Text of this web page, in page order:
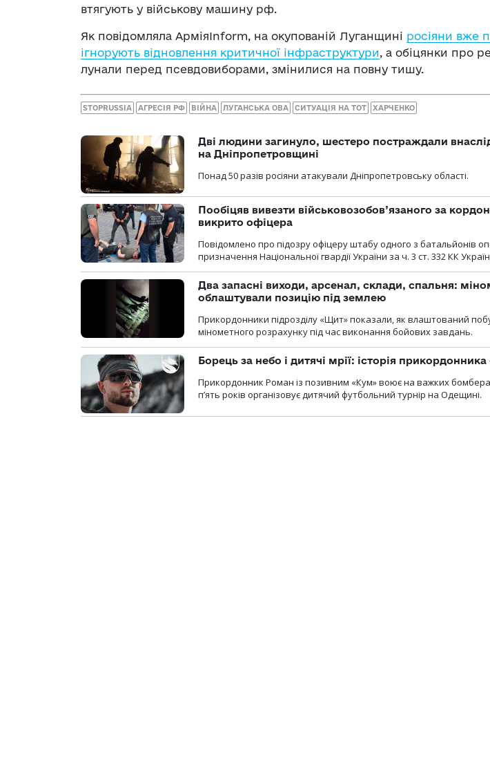
втягують у військову машину рф.
Як повідомляла АрміяInform, на окупованій Луганщині росіяни вже
ігнорують відновлення критичної інфраструктури, а обіцянки про
лунали перед псевдовиборами, змінилися на повну тишу.
STOPRUSSIA АГРЕСІЯ РФ ВІЙНА ЛУГАНСЬКА ОВА СИТУАЦІЯ НА ТОТ ХАРЧЕНКО
Дві людини загинуло, шестеро постраждали
на Дніпропетровщині
Понад 50 разів росіяни атакували Дніпропетровську області.
Пообіцяв вивезти військовозобов’язаного за
викрито офіцера
Повідомлено про підозру офіцеру штабу одного з батальйонів
призначення Національної гвардії України за ч. 3 ст. 332 КК
Два запасні виходи, арсенал, склади, спальня:
облаштували позицію під землею
Прикордонники підрозділу «Щит» показали, як влаштований
мінометного розрахунку під час виконання бойових завдань.
Борець за небо і дитячі мрії: історія
Прикордонник Роман із позивним «Кум» воює на важких
п’ять років організовує дитячий футбольний турнір на Одещині.